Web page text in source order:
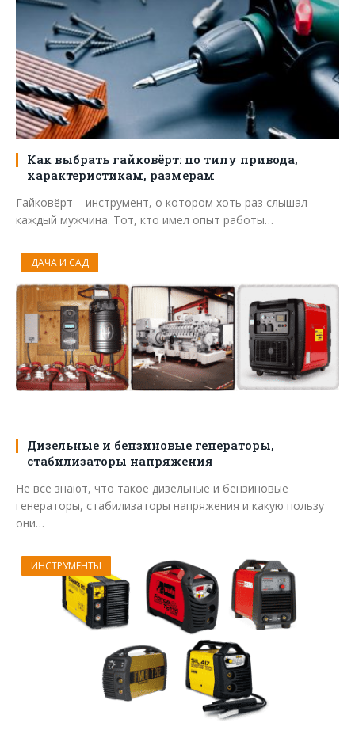
Как выбрать гайковёрт: по типу привода,
характеристикам, размерам
Гайковёрт – инструмент, о котором хоть раз слышал
каждый мужчина. Тот, кто имел опыт работы…
ДАЧА И САД
Дизельные и бензиновые генераторы,
стабилизаторы напряжения
Не все знают, что такое дизельные и бензиновые
генераторы, стабилизаторы напряжения и какую пользу
они…
ИНСТРУМЕНТЫ